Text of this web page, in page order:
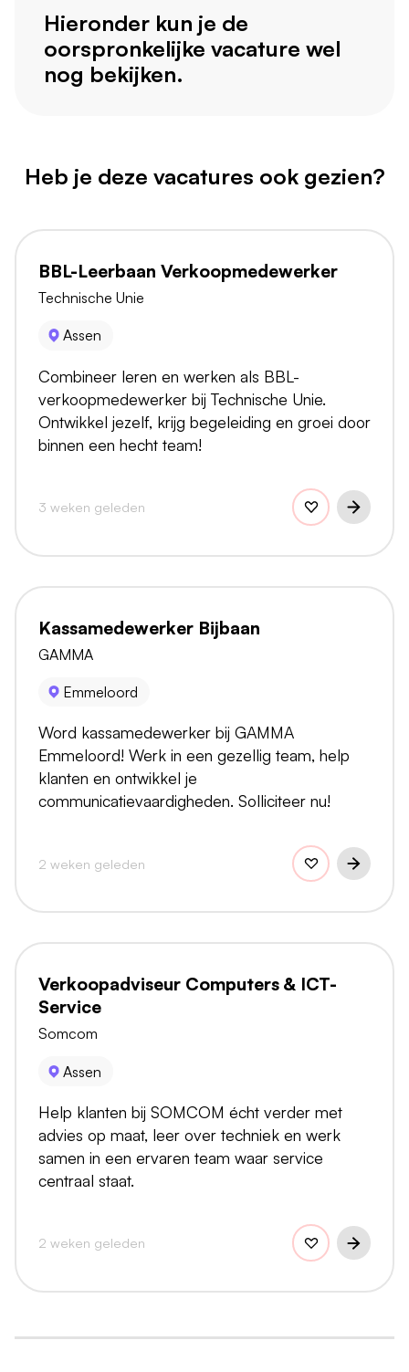
Hieronder kun je de
oorspronkelijke vacature wel
nog bekijken.
Heb je deze vacatures ook gezien?
BBL-Leerbaan Verkoopmedewerker
Technische Unie
Assen
Combineer leren en werken als BBL-
verkoopmedewerker bij Technische Unie.
Ontwikkel jezelf, krijg begeleiding en groei door
binnen een hecht team!
3 weken geleden
Kassamedewerker Bijbaan
GAMMA
Emmeloord
Word kassamedewerker bij GAMMA
Emmeloord! Werk in een gezellig team, help
klanten en ontwikkel je
communicatievaardigheden. Solliciteer nu!
2 weken geleden
Verkoopadviseur Computers & ICT-
Service
Somcom
Assen
Help klanten bij SOMCOM écht verder met
advies op maat, leer over techniek en werk
samen in een ervaren team waar service
centraal staat.
2 weken geleden